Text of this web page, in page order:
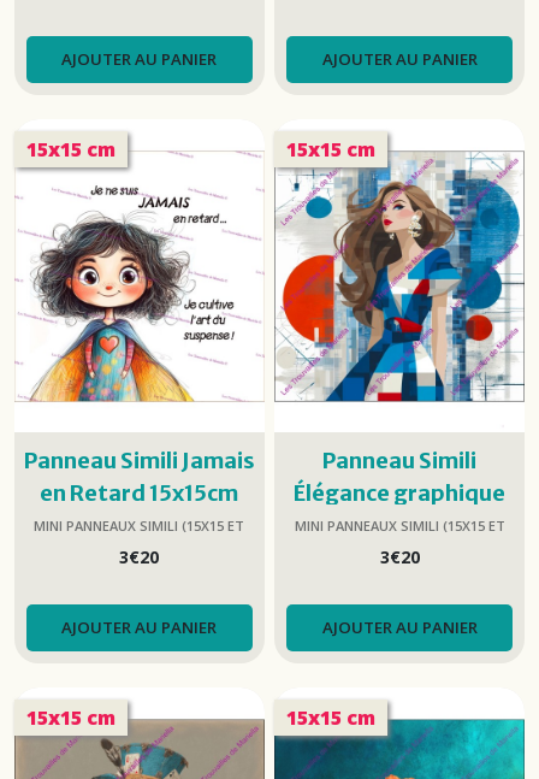
AJOUTER AU PANIER AJOUTER AU PANIER
15x15 cm
Panneau Simili Jamais
en Retard 15x15cm
MINI PANNEAUX SIMILI (15X15 ET
3€20
AJOUTER AU PANIER
15x15 cm
Panneau Simili
Élégance graphique
Rouge et Bleue
15x15cm
MINI PANNEAUX SIMILI (15X15 ET
3€20
AJOUTER AU PANIER
15x15 cm 15x15 cm